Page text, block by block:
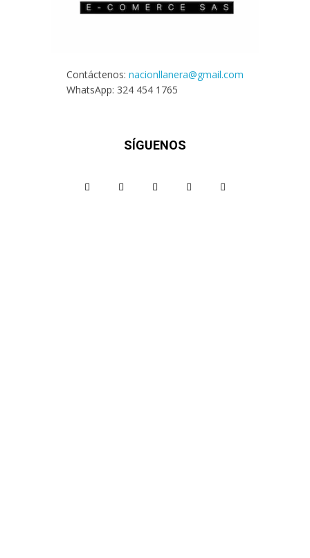
Contáctenos: nacionllanera@gmail.com
WhatsApp: 324 454 1765
SÍGUENOS